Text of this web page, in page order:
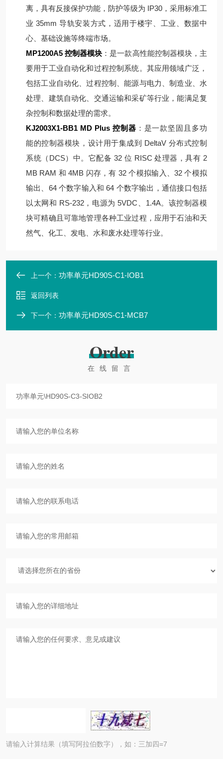
离，具有反接保护功能，防护等级为 IP30，采用标准工
业 35mm 导轨安装方式，适用于楼宇、工业、数据中
心、基础设施等终端市场。
MP1200A5 控制器模块 ：是一款高性能控制器模块，主
要用于工业自动化和过程控制系统。其应用领域广泛，
包括工业自动化、过程控制、能源与电力、制造业、水
处理、建筑自动化、交通运输和采矿等行业，能满足复
杂控制和数据处理的需求。
KJ2003X1-BB1 MD Plus 控制器 ：是一款坚固且多功
能的控制器模块，设计用于集成到 DeltaV 分布式控制
系统（DCS）中。它配备 32 位 RISC 处理器，具有 2
MB RAM 和 4MB 闪存，有 32 个模拟输入、32 个模拟
输出、64 个数字输入和 64 个数字输出，通信接口包括
以太网和 RS-232，电源为 5VDC、1.4A。该控制器模
块可精确且可靠地管理各种工业过程，应用于石油和天
然气、化工、发电、水和废水处理等行业。
上一个： 功率单元HD90S-C1-IOB1
返回列表
下一个： 功率单元HD90S-C1-MCB7
Order
在线留言
请输入计算结果（填写阿拉伯数字），如：三加四=7